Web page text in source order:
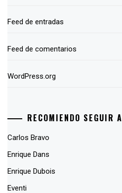
Feed de entradas
Feed de comentarios
WordPress.org
RECOMIENDO SEGUIR A
Carlos Bravo
Enrique Dans
Enrique Dubois
Eventi